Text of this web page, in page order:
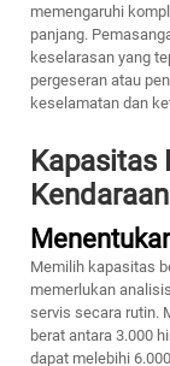
memengaruhi
panjang.
keselarasan yang
pergeseran atau
keselamatan dan
Kendaraan
Memilih kapasitas
memerlukan
servis secara rutin.
berat antara 3.000
dapat melebihi